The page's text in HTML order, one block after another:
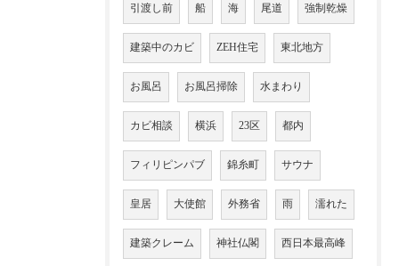
引渡し前 船 海 尾道 強制乾燥
建築中のカビ ZEH住宅 東北地方
お風呂 お風呂掃除 水まわり
カビ相談 横浜 23区 都内
フィリピンパブ 錦糸町 サウナ
皇居 大使館 外務省 雨 濡れた
建築クレーム 神社仏閣 西日本最高峰